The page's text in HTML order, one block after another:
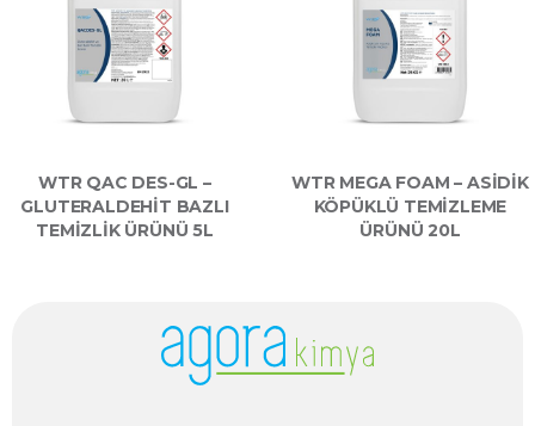
WTR QAC DES-GL –
GLUTERALDEHIT BAZLI
TEMIZLIK ÜRÜNÜ 5L
WTR MEGA FOAM – ASIDIK
KÖPÜKLÜ TEMIZLEME
ÜRÜNÜ 20L